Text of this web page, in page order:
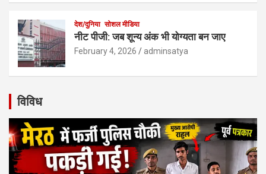
देश/दुनिया सोशल मीडिया
नीट पीजी: जब शून्य अंक भी योग्यता बन जाए
February 4, 2026 adminsatya
विविध